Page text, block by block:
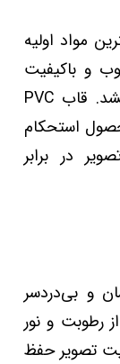
مواد اولیه
و باکیفیت
برای شاسی، به تصویر عمق و وضوح ببخشد. قاب PVC
استحکام
در برابر
و بی‌دردسر
رطوبت و نور
تصویر حفظ